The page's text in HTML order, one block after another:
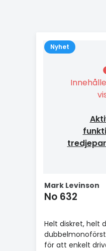
Nyhet
Mark Levinson
No 632
Helt diskret, helt
för att enkelt